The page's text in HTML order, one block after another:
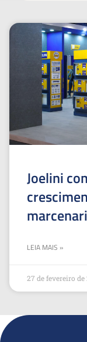
Joelini
LEIA MAIS »
27 de fevereiro de